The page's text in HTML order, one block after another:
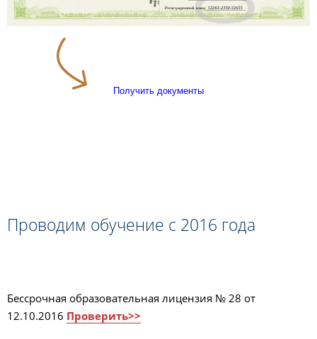
Получить документы
Проводим обучение с 2016 года
Бессрочная образовательная лицензия № 28 от
12.10.2016 Проверить>>